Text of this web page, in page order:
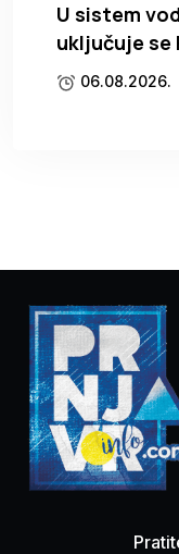
U sistem
uključuje se
06.08.2026.